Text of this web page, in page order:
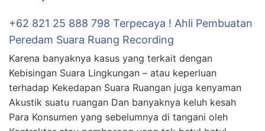
+62 821 25 888 798 Terpecaya ! Ahli Pembuatan
Peredam Suara Ruang Recording
Karena banyaknya kasus yang terkait dengan
Kebisingan Suara Lingkungan – atau keperluan
terhadap Kekedapan Suara Ruangan juga kenyaman
Akustik suatu ruangan Dan banyaknya keluh kesah
Para Konsumen yang sebelumnya di tangani oleh